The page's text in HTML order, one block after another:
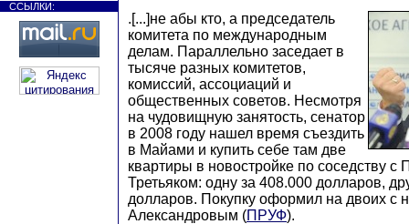
ССЫЛКИ:
.[...]не абы кто, а председатель
комитета по международным
делам. Параллельно заседает в
тысяче разных комитетов,
комиссий, ассоциаций и
общественных советов. Несмотря
на чудовищную занятость, сенатор
в 2008 году нашел время съездить
в Майами и купить себе там две
квартиры в новостройке по соседству с
Третьяком: одну за 408.000 долларов,
долларов. Покупку оформил на двоих с
Александровым (ПРУФ).